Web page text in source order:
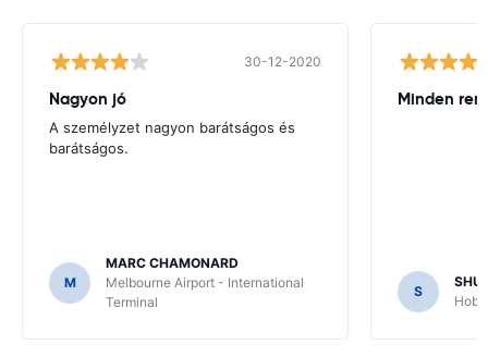
30-12-2020
Nagyon jó
A személyzet nagyon barátságos és
barátságos.
M
MARC CHAMONARD
Melbourne Airport - International
Terminal
Minden
S